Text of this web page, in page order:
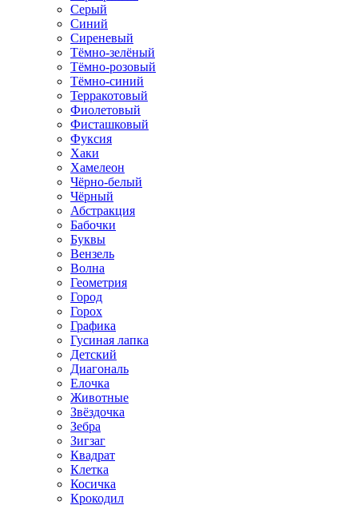
Серый
Синий
Сиреневый
Тёмно-зелёный
Тёмно-розовый
Тёмно-синий
Терракотовый
Фиолетовый
Фисташковый
Фуксия
Хаки
Хамелеон
Чёрно-белый
Чёрный
Абстракция
Бабочки
Буквы
Вензель
Волна
Геометрия
Город
Горох
Графика
Гусиная лапка
Детский
Диагональ
Елочка
Животные
Звёздочка
Зебра
Зигзаг
Квадрат
Клетка
Косичка
Крокодил